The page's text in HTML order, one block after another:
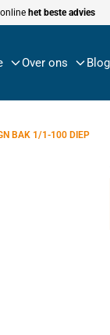
het beste advies
Over ons Blog
BAK 1/1-100 DIEP